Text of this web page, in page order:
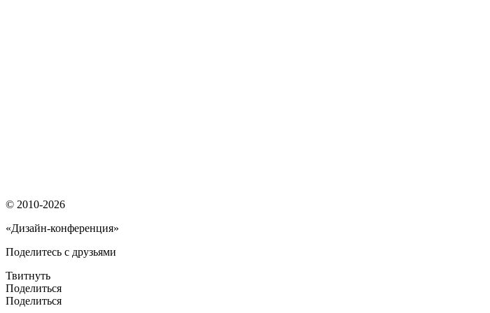
© 2010-2026
«Дизайн-конференция»
Поделитесь с друзьями
Твитнуть
Поделиться
Поделиться